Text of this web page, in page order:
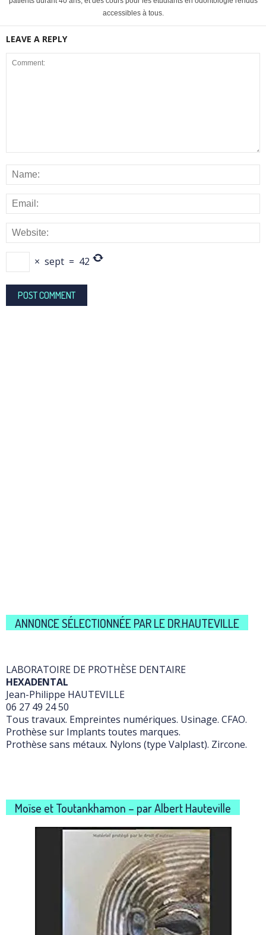
accessibles à tous.
LEAVE A REPLY
× sept = 42
ANNONCE SÉLECTIONNÉE PAR LE DR.HAUTEVILLE
LABORATOIRE DE PROTHÈSE DENTAIRE
HEXADENTAL
Jean-Philippe HAUTEVILLE
06 27 49 24 50
Tous travaux. Empreintes numériques. Usinage. CFAO.
Prothèse sur Implants toutes marques.
Prothèse sans métaux. Nylons (type Valplast). Zircone.
Moïse et Toutankhamon – par Albert Hauteville